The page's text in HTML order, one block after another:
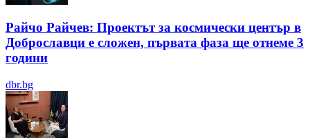
Райчо Райчев: Проектът за космически център в
Доброславци е сложен, първата фаза ще отнеме 3
години
dbr.bg